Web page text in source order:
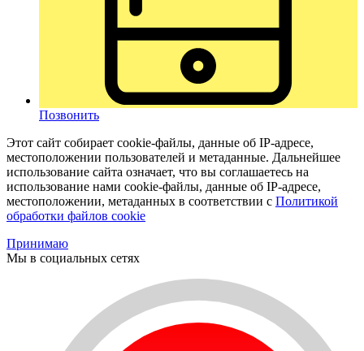
Позвонить
Этот сайт собирает cookie-файлы, данные об IP-адресе,
местоположении пользователей и метаданные. Дальнейшее
использование сайта означает, что вы соглашаетесь на
использование нами cookie-файлы, данные об IP-адресе,
местоположении, метаданных в соответствии с Политикой
обработки файлов cookie
Принимаю
Мы в социальных сетях